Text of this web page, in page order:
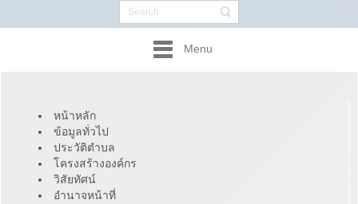
Menu
หน้าหลัก
ข้อมูลทั่วไป
ประวัติตำบล
โครงสร้างองค์กร
วิสัยทัศน์
อำนาจหน้าที่